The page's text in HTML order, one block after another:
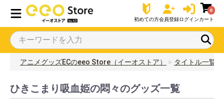
初めての方会員登録ログイン
0
カート
アニメグッズECのeeo Store（イーオストア） タイトル一覧
ひきこまり吸血姫の悶々のグッズ一覧